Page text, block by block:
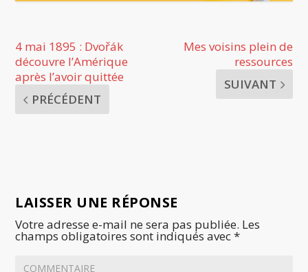
4 mai 1895 : Dvořák
découvre l’Amérique
après l’avoir quittée
PRÉCÉDENT
Mes voisins plein de
ressources
SUIVANT
LAISSER UNE RÉPONSE
Votre adresse e-mail ne sera pas publiée. Les
champs obligatoires sont indiqués avec*